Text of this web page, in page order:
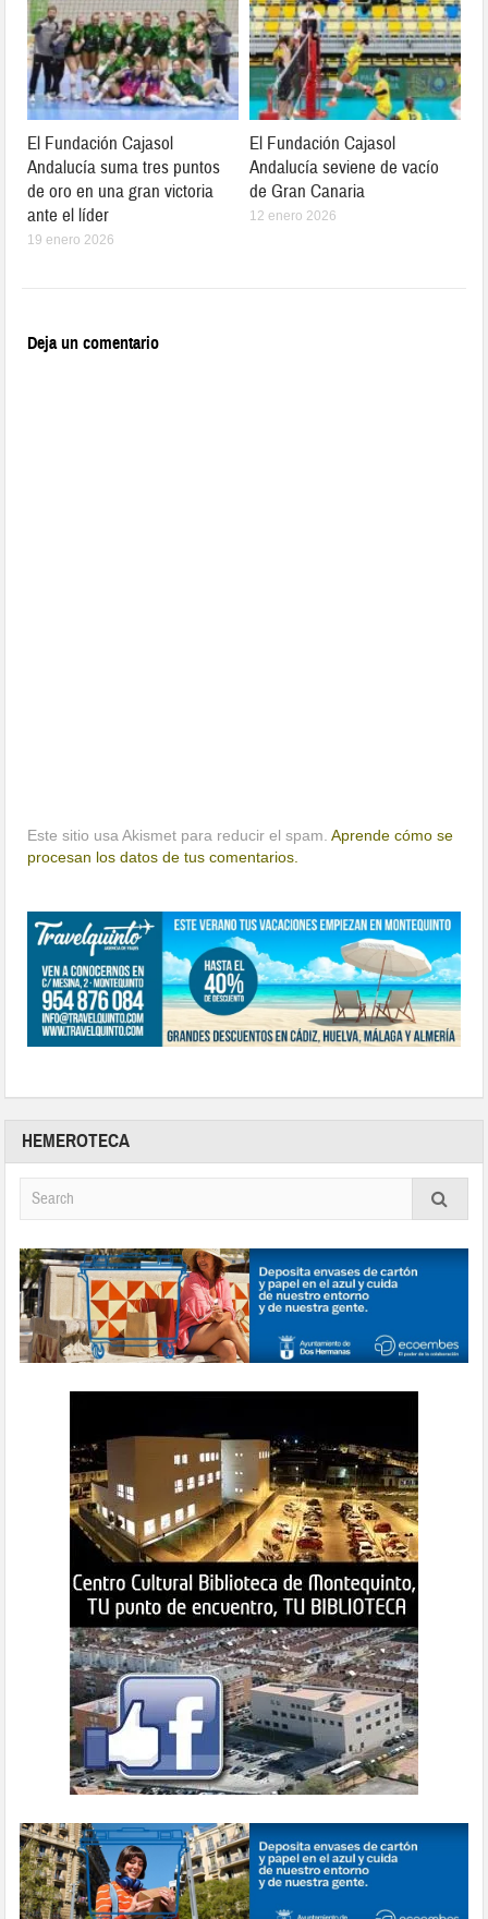
El Fundación Cajasol
Andalucía suma tres puntos
de oro en una gran victoria
ante el líder
19 enero 2026
El Fundación Cajasol
Andalucía seviene de vacío
de Gran Canaria
12 enero 2026
Deja un comentario
Este sitio usa Akismet para reducir el spam.Aprende cómo se
procesan los datos de tus comentarios.
HEMEROTECA